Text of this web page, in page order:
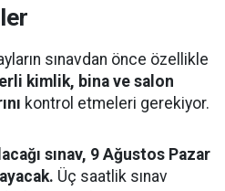
sınavdan önce özellikle
kimlik, bina ve salon
kontrol etmeleri gerekiyor.
sınav, 9 Ağustos Pazar
Üç saatlik sınav